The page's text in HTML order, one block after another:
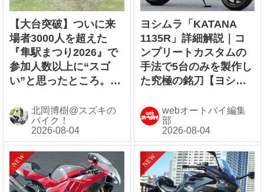
【大台突破】ついに来
場者3000人を超えた
『隼駅まつり2026』で
参加人数以上に“スゴ
い”と思ったところ。
イベントニュース／隼
駅まつり2026】
北岡博樹@スズキの
バイク！
ヨシムラ「KATANA
1135R」詳細解説｜コ
ンプリートカスタムの
手法で5台のみを製作し
た究極の銘刀【ヨシム
webオートバイ編集
部